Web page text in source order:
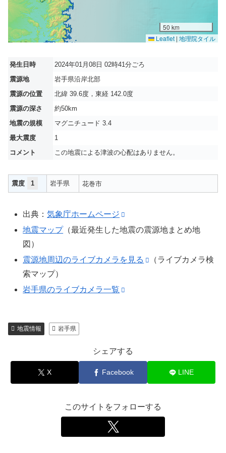
50 km
Leaflet | 地理院タイル
発生日時
2024年01月08日 02時41分ごろ
震源地
岩手県沿岸北部
震源の位置
北緯 39.6度，東経 142.0度
震源の深さ
約50km
地震の規模
マグニチュード 3.4
最大震度
1
コメント
この地震による津波の心配はありません。
震度 1 岩手県 花巻市
出典：気象庁ホームページ
地震マップ（最近発生した地震の震源地まとめ地
図）
震源地周辺のライブカメラを見る
（ライブカメラ検
索マップ）
岩手県のライブカメラ一覧
地震情報 岩手県
シェアする
X Facebook LINE
このサイトをフォローする